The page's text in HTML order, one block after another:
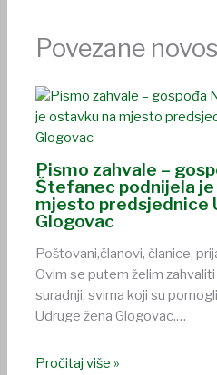
Povezane
Pismo zahvale –
Štefanec podnijela
mjesto predsjednice
Glogovac
Poštovani,članovi, članice,
Ovim se putem želim
suradnji, svima koji su
Udruge žena Glogovac.…
Pročitaj više »